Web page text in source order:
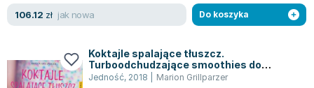
106.12 zł jak nowa Do koszyka
Koktajle spalające tłuszcz.
Turboodchudzające smoothies do
samodzielnego przygotowania
Jedność, 2018
Marion Grillparzer